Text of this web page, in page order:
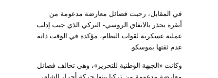
في المقابل، رحبت فصائل معارضة مدعومة من
أنقرة بحذر بالاتفاق الروسي- التركي الذي جنب إدلب
عملية عسكرية لقوات النظام، مؤكدة في الوقت ذاته
عدم ثقتها بموسكو.
وكانت «الجبهة الوطنية للتحرير»، وهي تحالف فصائل